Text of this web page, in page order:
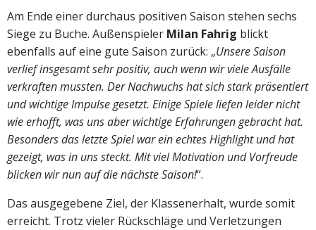
Am Ende einer durchaus positiven Saison stehen sechs
Siege zu Buche. Außenspieler Milan Fahrig blickt
ebenfalls auf eine gute Saison zurück: „Unsere Saison
verlief insgesamt sehr positiv, auch wenn wir viele Ausfälle
verkraften mussten. Der Nachwuchs hat sich stark präsentiert
und wichtige Impulse gesetzt. Einige Spiele liefen leider nicht
wie erhofft, was uns aber wichtige Erfahrungen gebracht hat.
Besonders das letzte Spiel war ein echtes Highlight und hat
gezeigt, was in uns steckt. Mit viel Motivation und Vorfreude
blicken wir nun auf die nächste Saison!“.
Das ausgegebene Ziel, der Klassenerhalt, wurde somit
erreicht. Trotz vieler Rückschläge und Verletzungen